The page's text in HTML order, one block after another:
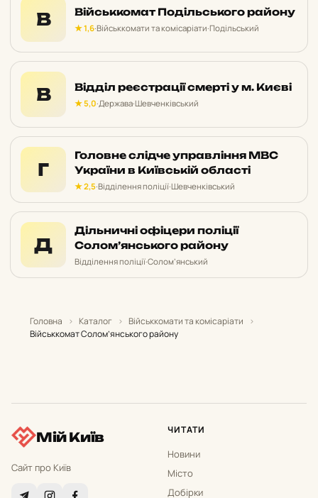
В Військкомат Подільського району
★ 1,6·Військкомати та комісаріати·Подільський
В Відділ реєстрації смерті у м. Києві
★ 5,0·Держава·Шевченківський
Г
Головне слідче управління МВС
України в Київській області
★ 2,5·Відділення поліції·Шевченківський
Д
Дільничні офіцери поліції
Солом’янського району
Відділення поліції·Солом’янський
Головна › Каталог › Військкомати та комісаріати
›
Військкомат Солом’янського району
Мій Київ
Сайт про Київ
ЧИТАТИ
Новини
Місто
Добірки